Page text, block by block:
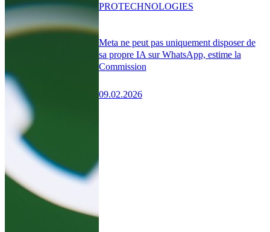
Meta ne peut pas uniquement disposer de
sa propre IA sur WhatsApp, estime la
Commission
09.02.2026
PROTECHNOLOGIES